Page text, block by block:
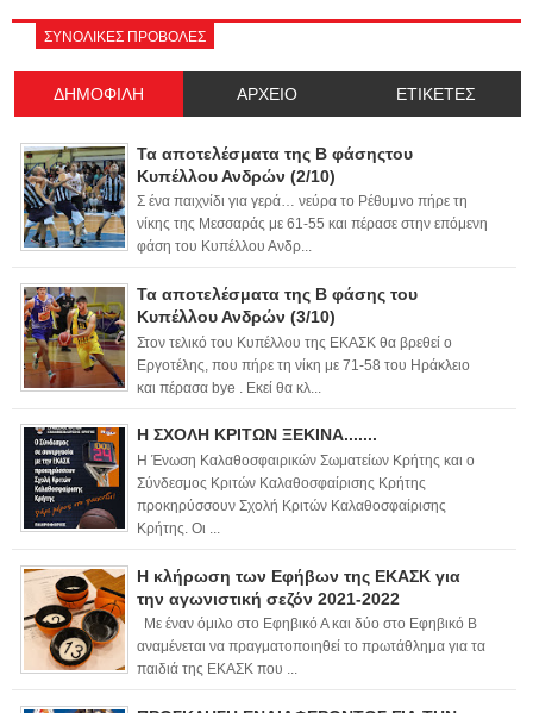
ΣΥΝΟΛΙΚΕΣ ΠΡΟΒΟΛΕΣ
ΔΗΜΟΦΙΛΗ ΑΡΧΕΙΟ ΕΤΙΚΕΤΕΣ
Τα αποτελέσματα της Β φάσηςτου
Κυπέλλου Ανδρών (2/10)
Σ ένα παιχνίδι για γερά… νεύρα το Ρέθυμνο πήρε τη
νίκης της Μεσσαράς με 61-55 και πέρασε στην επόμενη
φάση του Κυπέλλου Ανδρ...
Τα αποτελέσματα της Β φάσης του
Κυπέλλου Ανδρών (3/10)
Στον τελικό του Κυπέλλου της ΕΚΑΣΚ θα βρεθεί ο
Εργοτέλης, που πήρε τη νίκη με 71-58 του Ηράκλειο
και πέρασα bye . Εκεί θα κλ...
Η ΣΧΟΛΗ ΚΡΙΤΩΝ ΞΕΚΙΝΑ.......
Η Ένωση Καλαθοσφαιρικών Σωματείων Κρήτης και ο
Σύνδεσμος Κριτών Καλαθοσφαίρισης Κρήτης
προκηρύσσουν Σχολή Κριτών Καλαθοσφαίρισης
Κρήτης. Οι ...
Η κλήρωση των Εφήβων της ΕΚΑΣΚ για
την αγωνιστική σεζόν 2021-2022
Με έναν όμιλο στο Εφηβικό Α και δύο στο Εφηβικό Β
αναμένεται να πραγματοποιηθεί το πρωτάθλημα για τα
παιδιά της ΕΚΑΣΚ που ...